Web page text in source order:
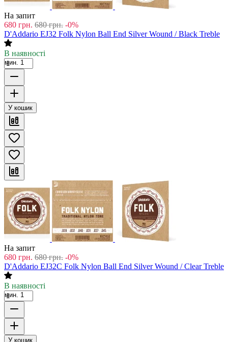
На запит
680 грн. 680 грн. -0%
D'Addario EJ32 Folk Nylon Ball End Silver Wound / Black Treble
В наявності
мин. 1
У кошик
На запит
680 грн. 680 грн. -0%
D'Addario EJ32C Folk Nylon Ball End Silver Wound / Clear Treble
В наявності
мин. 1
У кошик